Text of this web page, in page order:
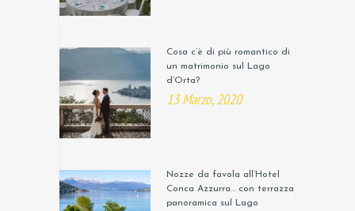
Cosa c’è di più romantico di
un matrimonio sul Lago
d’Orta?
13 Marzo, 2020
Nozze da favola all’Hotel
Conca Azzurra… con terrazza
panoramica sul Lago